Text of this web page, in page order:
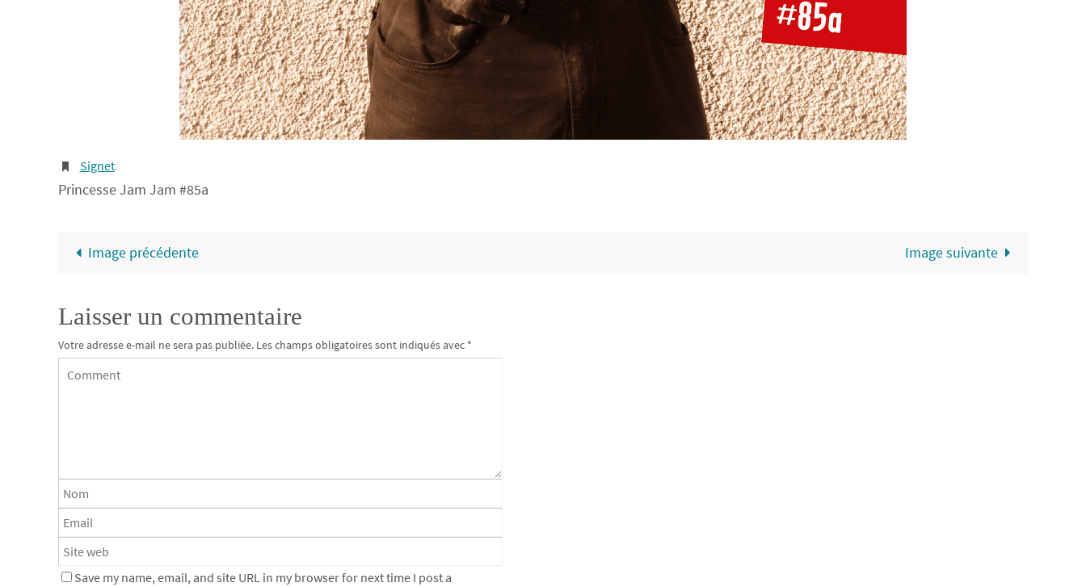
Signet.
Princesse Jam Jam #85a
Image précédente Image suivante
Laisser un commentaire
Votre adresse e-mail ne sera pas publiée. Les champs obligatoires sont indiqués avec *
Save my name, email, and site URL in my browser for next time I post a